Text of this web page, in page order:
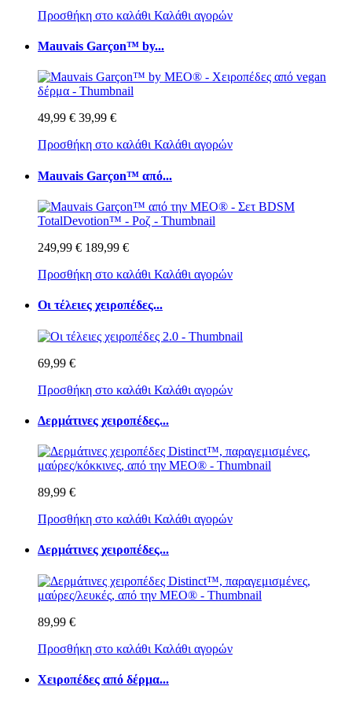
Προσθήκη στο καλάθι Καλάθι αγορών
Mauvais Garçon™ by...
49,99 € 39,99 €
Προσθήκη στο καλάθι Καλάθι αγορών
Mauvais Garçon™ από...
249,99 € 189,99 €
Προσθήκη στο καλάθι Καλάθι αγορών
Οι τέλειες χειροπέδες...
69,99 €
Προσθήκη στο καλάθι Καλάθι αγορών
Δερμάτινες χειροπέδες...
89,99 €
Προσθήκη στο καλάθι Καλάθι αγορών
Δερμάτινες χειροπέδες...
89,99 €
Προσθήκη στο καλάθι Καλάθι αγορών
Χειροπέδες από δέρμα...